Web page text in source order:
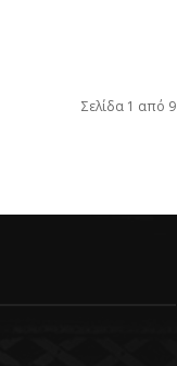
Σελίδα 1 από 9